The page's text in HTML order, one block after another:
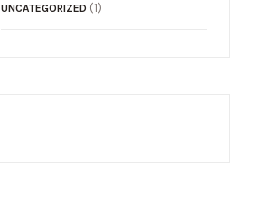
UNCATEGORIZED (1)